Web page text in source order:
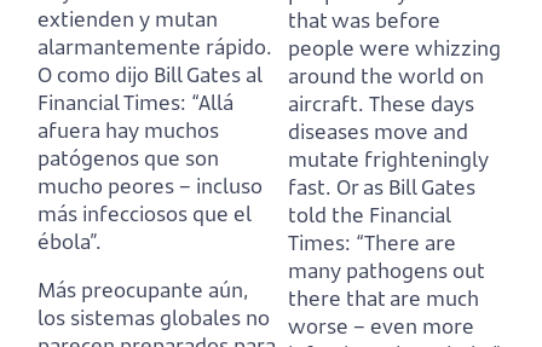
extienden y mutan
alarmantemente rápido.
O como dijo Bill Gates al
Financial Times: “Allá
afuera hay muchos
patógenos que son
mucho peores – incluso
más infecciosos que el
ébola”.
Más preocupante aún,
los sistemas globales no
that was before
people were whizzing
around the world on
aircraft. These days
diseases move and
mutate frighteningly
fast. Or as Bill Gates
told the Financial
Times: “There are
many pathogens out
there that are much
worse – even more